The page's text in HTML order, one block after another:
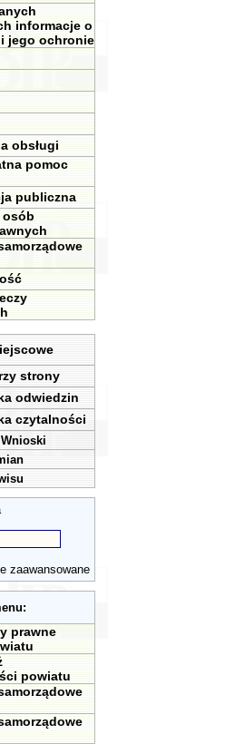
informacje o
jego ochronie
obsługi
pomoc
publiczna
osób
strony
odwiedzin
czytalności
zaawansowane
prawne
powiatu